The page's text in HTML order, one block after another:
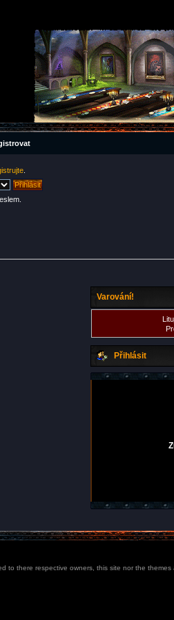
Varování!
Přihlásit
to there respective owners, this site nor the